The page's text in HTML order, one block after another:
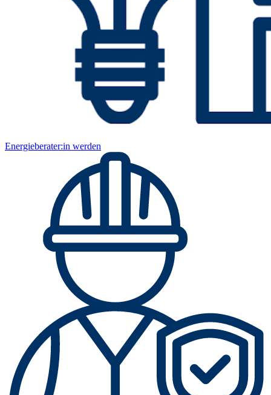
Energieberater:in werden